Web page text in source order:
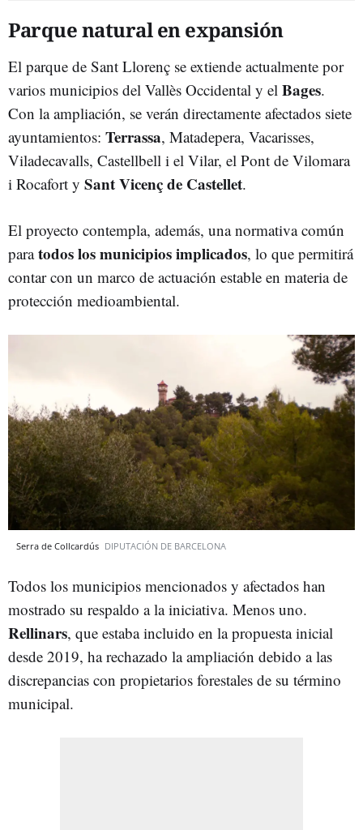
Parque natural en expansión
El parque de Sant Llorenç se extiende actualmente por
varios municipios del Vallès Occidental y el Bages.
Con la ampliación, se verán directamente afectados siete
ayuntamientos: Terrassa, Matadepera, Vacarisses,
Viladecavalls, Castellbell i el Vilar, el Pont de Vilomara
i Rocafort y Sant Vicenç de Castellet.
El proyecto contempla, además, una normativa común
paratodos los municipios implicados, lo que permitirá
contar con un marco de actuación estable en materia de
protección medioambiental.
Serra de Collcardús DIPUTACIÓN DE BARCELONA
Todos los municipios mencionados y afectados han
mostrado su respaldo a la iniciativa. Menos uno.
Rellinars, que estaba incluido en la propuesta inicial
desde 2019, ha rechazado la ampliación debido a las
discrepancias con propietarios forestales de su término
municipal.